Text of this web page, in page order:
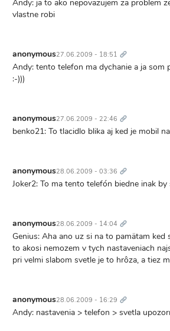
Andy: ja to ako nepovazujem za problem
vlastne robi
anonymous27.06.2009 - 18:51 odkaz
Andy: tento telefon ma dychanie a ja som
:-)))
anonymous27.06.2009 - 22:46 odkaz
benko21: To tlacidlo blika aj ked je mobil
anonymous28.06.2009 - 03:36 odkaz
Joker2: To ma tento telefón biedne inak
anonymous28.06.2009 - 14:04 odkaz
Genius: Aha ano uz si na to pamätam
to akosi nemozem v tych nastaveniach
pri velmi slabom svetle je to hrôza, a tiez
anonymous28.06.2009 - 16:29 odkaz
Andy: nastavenia > telefon > svetla